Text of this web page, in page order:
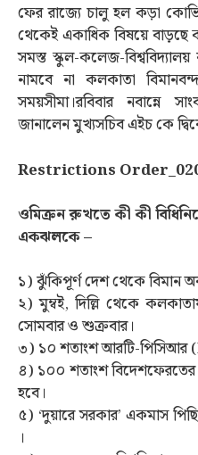
ফের রাজ্যে চালু হল কড়া
থেকেই একাধিক বিষয়ে
সমস্ত স্কুল-কলেজ-
নামবে না কলকাতা
সময়সীমা।রবিবার নবান্নে
জানালেন মুখ্যসচিব এইচ কে
Restrictions
ওমিক্রন রুখতে কী কী
একঝলকে –
১) ঝুঁকিপূর্ণ দেশ থেকে বিমান
২) মুম্বই, দিল্লি থেকে
সোমবার ও শুক্রবার।
৩) ১০ শতাংশ আরটি-পিসিআর
৪) ১০০ শতাংশ
হবে।
৫) ‘দুয়ারে সরকার’ একমাস
।